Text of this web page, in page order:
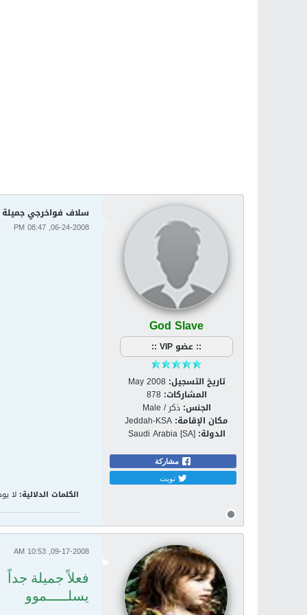
God Slave
:: عضو VIP ::
تاريخ التسجيل: May 2008
المشاركات: 878
الجنس: ذكر / Male
مكان الإقامة: Jeddah-KSA
الدولة: Saudi Arabia [SA]
مشاركة
تويت
سلاف فواخرجي جميلة
06-24-2008, 08:47 PM
الكلمات الدلالية: لا
09-17-2008, 10:53 AM
فعلاً جميلة جداً
يسلـــــموو